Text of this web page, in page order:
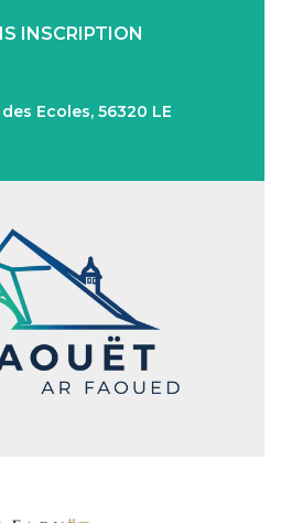
INSCRIPTION
Ecoles, 56320 LE